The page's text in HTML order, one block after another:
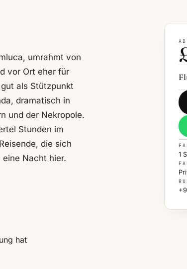
umrahmt von
vor Ort eher für
als Stützpunkt
dramatisch in
und der Nekropole.
Stunden im
die sich
Nacht hier.
hat
AB
1